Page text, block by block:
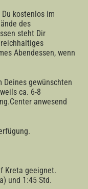
kostenlos im
des
steht Dir
Abendessen, wenn
Deines gewünschten
ca. 6-8
anwesend
Kreta geeignet.
und 1:45 Std.